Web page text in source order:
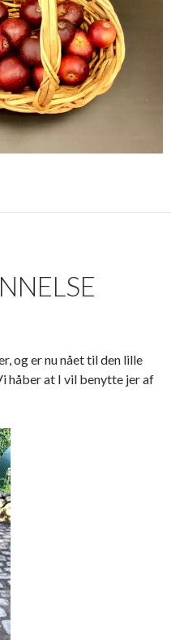
og er nu nået til den lille
håber at I vil benytte jer af